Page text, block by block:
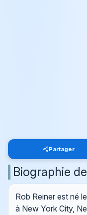
Partager
Biographie
Rob Reiner est né
à New York City,